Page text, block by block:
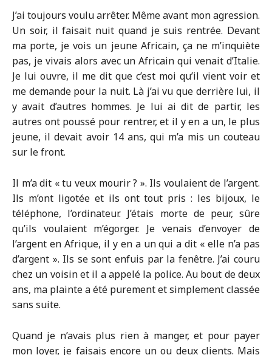
J’ai toujours voulu arrêter. Même avant mon agression.
Un soir, il faisait nuit quand je suis rentrée. Devant
ma porte, je vois un jeune Africain, ça ne m’inquiète
pas, je vivais alors avec un Africain qui venait d’Italie.
Je lui ouvre, il me dit que c’est moi qu’il vient voir et
me demande pour la nuit. Là j’ai vu que derrière lui, il
y avait d’autres hommes. Je lui ai dit de partir, les
autres ont poussé pour rentrer, et il y en a un, le plus
jeune, il devait avoir 14 ans, qui m’a mis un couteau
sur le front.
Il m’a dit « tu veux mourir ? ». Ils voulaient de l’argent.
Ils m’ont ligotée et ils ont tout pris : les bijoux, le
téléphone, l’ordinateur. J’étais morte de peur, sûre
qu’ils voulaient m’égorger. Je venais d’envoyer de
l’argent en Afrique, il y en a un qui a dit « elle n’a pas
d’argent ». Ils se sont enfuis par la fenêtre. J’ai couru
chez un voisin et il a appelé la police. Au bout de deux
ans, ma plainte a été purement et simplement classée
sans suite.
Quand je n’avais plus rien à manger, et pour payer
mon loyer, je faisais encore un ou deux clients. Mais